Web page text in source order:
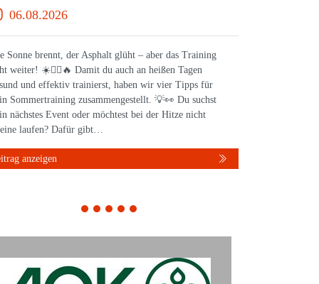
06.08.2026
Sonne brennt, der Asphalt glüht – aber das Training
weiter! ☀️🏃‍♀️🔥 Damit du auch an heißen Tagen
und effektiv trainierst, haben wir vier Tipps für
Sommertraining zusammengestellt. 💡👀 Du suchst
nächstes Event oder möchtest bei der Hitze nicht
laufen? Dafür gibt…
anzeigen
1 2 3 4 5